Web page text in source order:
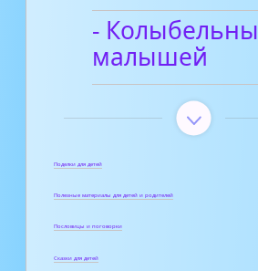
-
малышей
Поделки для детей
Полезные материалы для детей и родителей
Пословицы и поговорки
Сказки для детей